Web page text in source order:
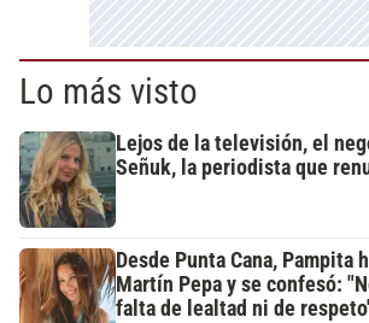
Lo más visto
Lejos de la televisión, el
Señuk, la periodista que
Desde Punta Cana, Pampita
Martín Pepa y se confesó:
falta de lealtad ni de